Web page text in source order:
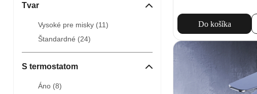
Tvar
Vysoké pre misky (11)
Štandardné (24)
S termostatom
Áno (8)
Do košíka